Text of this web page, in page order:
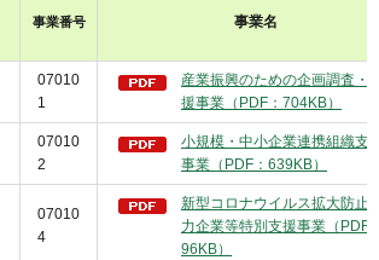
事業番号 事業名
07010
1
産業振興のための企画調査・
援事業（PDF：704KB）
07010
2
小規模・中小企業連携組織支
事業（PDF：639KB）
07010
4
新型コロナウイルス拡大防止
力企業等特別支援事業（PDF
96KB）